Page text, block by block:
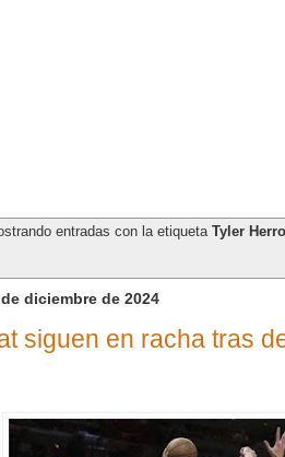
entradas con la etiqueta Tyler Herro
diciembre de 2024
siguen en racha tras